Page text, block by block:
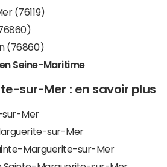
(76119)
(76860)
Seine-Maritime
sur-Mer : en savoir plus
sur-Mer
sur-Mer
Marguerite-sur-Mer